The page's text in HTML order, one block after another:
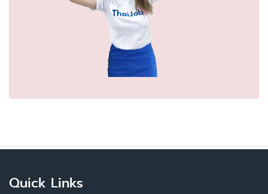
Quick Links